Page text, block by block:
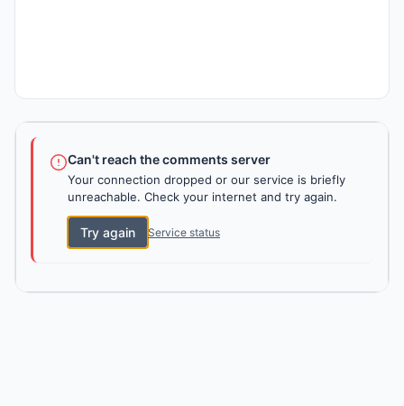
Can't reach the comments server
Your connection dropped or our service is briefly
unreachable. Check your internet and try again.
Try again Service status